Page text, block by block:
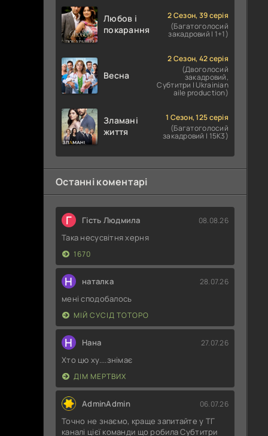
Любов і
покарання
2 Сезон, 39 серія
(Багатоголосий
закадровий | 1+1)
Весна
2 Сезон, 42 серія
(Двоголосий
закадровий,
Субтитри | Ukrainian
aile production)
Зламані
життя
1 Сезон, 125 серія
(Багатоголосий
закадровий | 15K3)
Останні коментарі
Г Гість Людмила 08.08.26
Така несусвітня херня
1670
Н наталка 28.07.26
мені сподобалось
МІЙ СУСІД ТОТОРО
Н Нана 27.07.26
Хто цю ху....знімає
ДІМ МЕРТВИХ
AdminAdmin 06.07.26
Точно не знаємо, краще запитайте у ТГ
каналі цієї команди що робила Субтитри